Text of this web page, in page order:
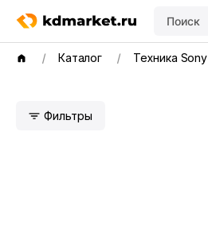
Поиск
Каталог Техника Sony
Фильтры